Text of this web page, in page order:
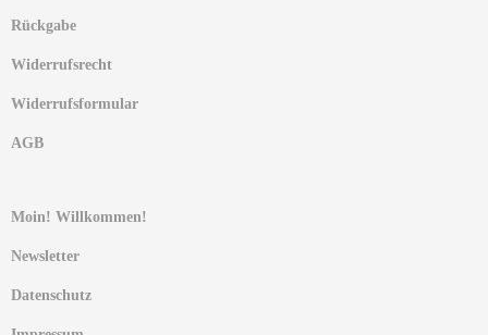
Rückgabe
Widerrufsrecht
Widerrufsformular
AGB
Moin! Willkommen!
Newsletter
Datenschutz